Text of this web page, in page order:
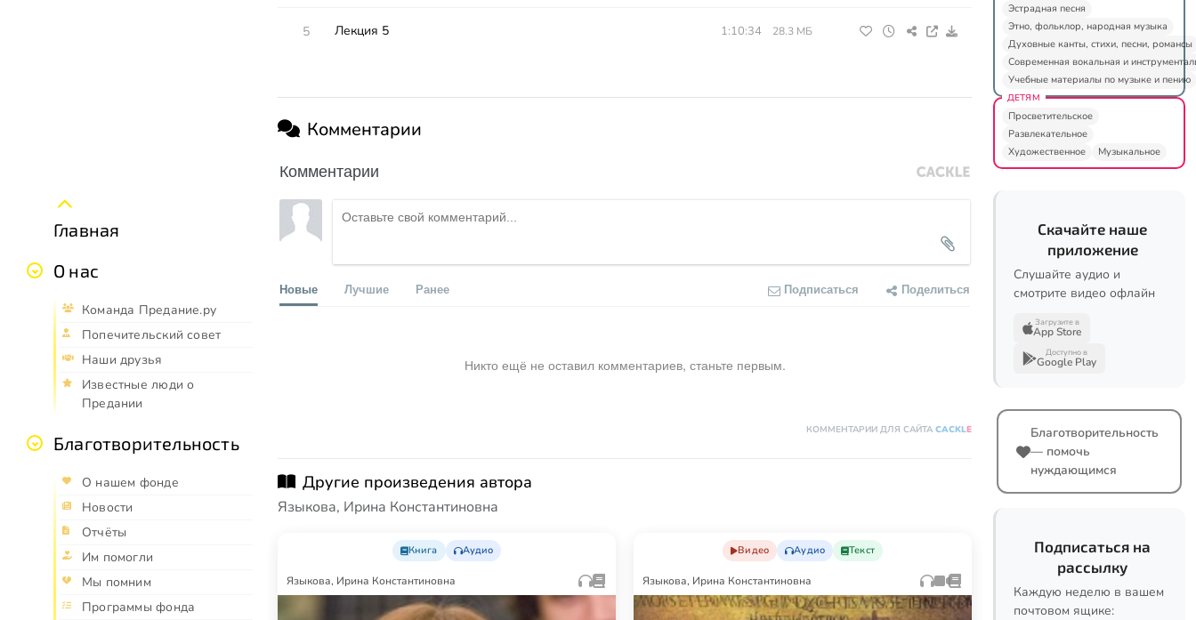
Главная
О нас
Команда Предание.ру
Попечительский совет
Наши друзья
Известные люди о
Предании
Благотворительность
О нашем фонде
Новости
Отчёты
Им помогли
Мы помним
Программы фонда
5 Лекция 5 1:10:34 28.3 МБ
Комментарии
Комментарии
Новые Лучшие Ранее Подписаться Поделиться
Никто ещё не оставил комментариев, станьте первым.
КОММЕНТАРИИ ДЛЯ САЙТА CACKLE
Другие произведения автора
Языкова, Ирина Константиновна
Книга Аудио
Языкова, Ирина Константиновна
Видео Аудио Текст
Языкова, Ирина Константиновна
Эстрадная песня
Этно, фольклор, народная музыка
Духовные канты, стихи, песни, романсы
Современная вокальная и
Учебные материалы по музыке и пению
ДЕТЯМ
Просветительское
Развлекательное
Художественное
Музыкальное
Скачайте наше
приложение
Слушайте аудио и
смотрите видео офлайн
Загрузите в
App Store
Доступно в
Google Play
Благотворительность
— помочь
нуждающимся
Подписаться на
рассылку
Каждую неделю в вашем
почтовом ящике: